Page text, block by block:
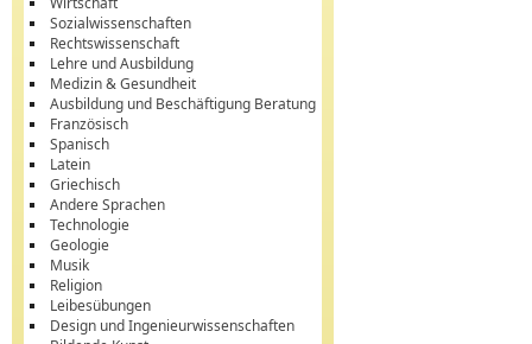
Sozialwissenschaften
Rechtswissenschaft
Lehre und Ausbildung
Medizin & Gesundheit
Ausbildung und Beschäftigung Beratung
Französisch
Spanisch
Latein
Griechisch
Andere Sprachen
Technologie
Geologie
Musik
Religion
Leibesübungen
Design und Ingenieurwissenschaften